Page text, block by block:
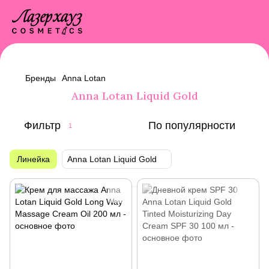
Бренды Anna Lotan
Anna Lotan Liquid Gold
Фильтр 1 По популярности
Линейка Anna Lotan Liquid Gold